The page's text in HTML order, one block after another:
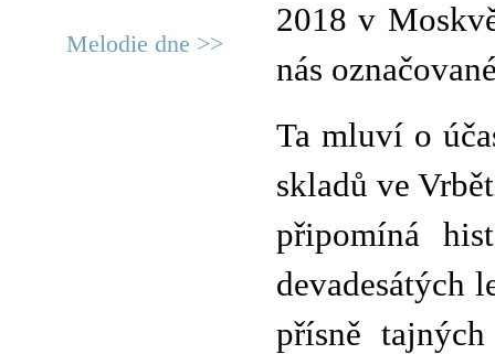
Melodie dne >>
2018 v
nás
Ta mluví o
skladů ve
připomíná
devadesátých
přísně